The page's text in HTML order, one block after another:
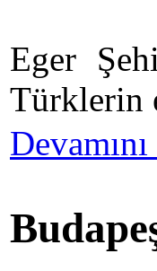
Eger
Türklerin